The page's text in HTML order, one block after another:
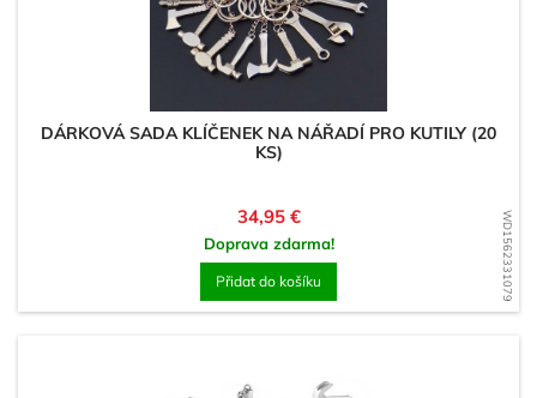
WD1562331079
DÁRKOVÁ SADA KLÍČENEK NA NÁŘADÍ PRO KUTILY (20
KS)
Cena
34,95 €
Doprava zdarma!
Přidat do košíku